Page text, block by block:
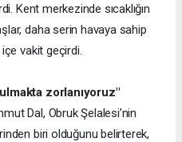
Kent merkezinde sıcaklığın
daha serin havaya sahip
vakit geçirdi.
zorlanıyoruz"
Dal, Obruk Şelalesi’nin
biri olduğunu belirterek,